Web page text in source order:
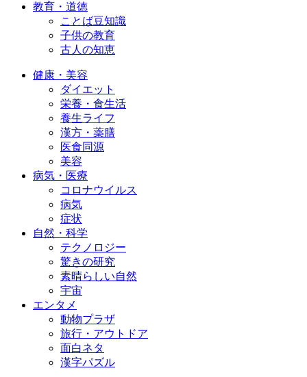
教育・道徳
ことば豆知識
子供の教育
古人の知恵
健康・美容
ダイエット
栄養・食生活
養生ライフ
漢方・薬膳
医食同源
美容
病気・医療
コロナウイルス
病気
症状
自然・科学
テクノロジー
驚きの研究
素晴らしい自然
宇宙
エンタメ
動物プラザ
旅行・アウトドア
面白ネタ
漢字パズル